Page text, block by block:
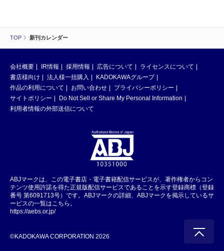
TOP 新刊カレンダー
会社概要 IR情報 採用情報 広告について
ライセンスについて
書店様向け
法人様一括購入
KADOKAWAグループ
作品の利用について
お問い合わせ
プライバシーポリシー
サイトポリシー
Do Not Sell or Share My Personal Information
利用者情報の外部送信について
ABJマークは、この電子書店・電子書籍配信サービスが、著作権者からコン
テンツ使用許諾を得た正規版配信サービスであることを示す登録商標（登録
番号 第6091713号）です。ABJマークの詳細、ABJマークを掲示しているサ
ービスの一覧はこちら。
https://aebs.or.jp/
©KADOKAWA CORPORATION 2026